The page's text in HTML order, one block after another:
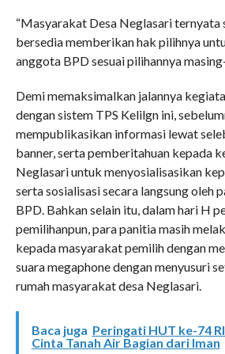
“Masyarakat Desa Neglasari ternyata
bersedia memberikan hak pilihnya
anggota BPD sesuai pilihannya
Demi memaksimalkan jalannya
dengan sistem TPS Kelilgn ini,
mempublikasikan informasi lewat
banner, serta pemberitahuan kepada
Neglasari untuk menyosialisasikan
serta sosialisasi secara langsung oleh
BPD. Bahkan selain itu, dalam hari H
pemilihanpun, para panitia masih
kepada masyarakat pemilih dengan
suara megaphone dengan menyusuri
rumah masyarakat desa Neglasari.
Baca juga Peringati HUT ke-74
Cinta Tanah Air Bagian dari Iman